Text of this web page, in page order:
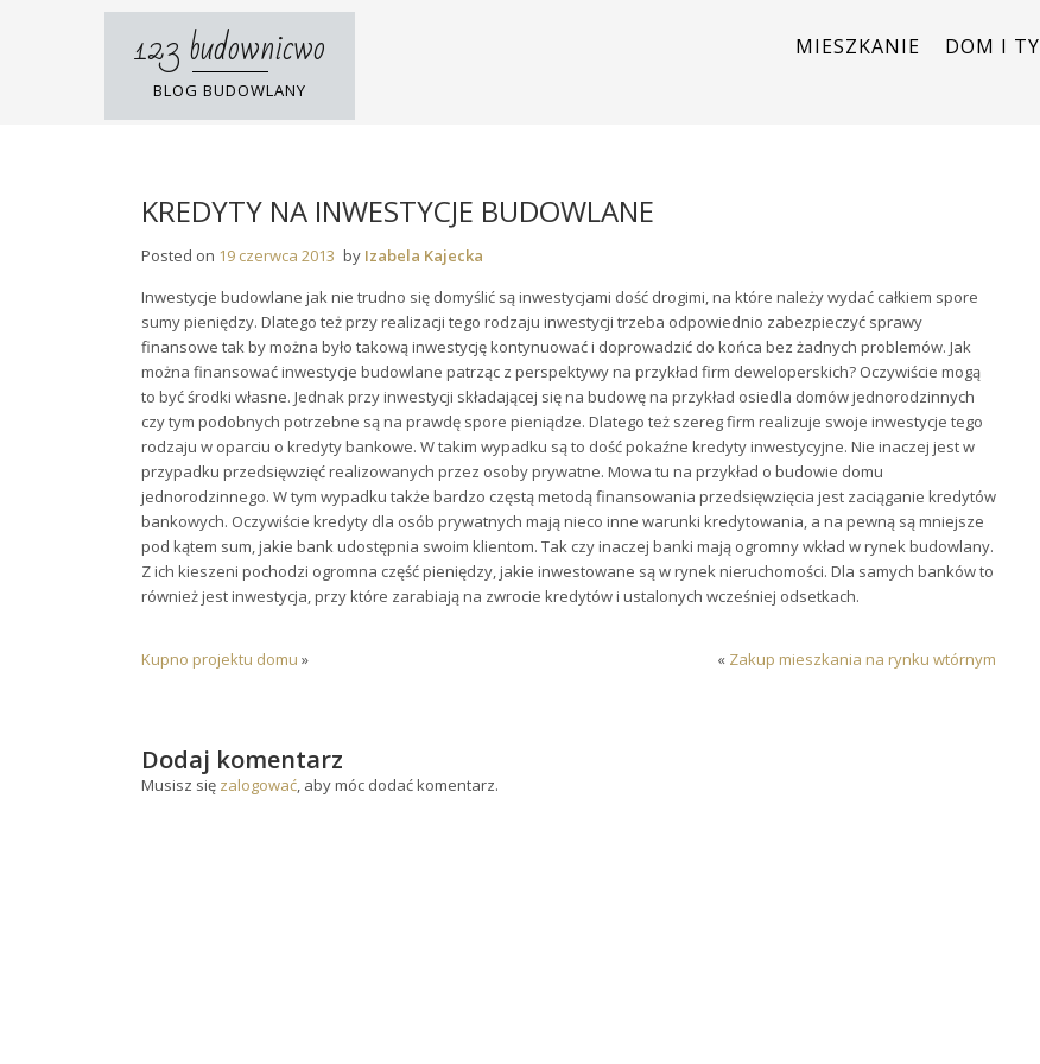
123 budownicwo
BLOG BUDOWLANY
MIESZKANIE DOM I TY
KREDYTY NA INWESTYCJE BUDOWLANE
Posted on 19 czerwca 2013 by Izabela Kajecka
Inwestycje budowlane jak nie trudno się domyślić są inwestycjami dość drogimi, na które należy wydać całkiem spore
sumy pieniędzy. Dlatego też przy realizacji tego rodzaju inwestycji trzeba odpowiednio zabezpieczyć sprawy
finansowe tak by można było takową inwestycję kontynuować i doprowadzić do końca bez żadnych problemów. Jak
można finansować inwestycje budowlane patrząc z perspektywy na przykład firm deweloperskich? Oczywiście mogą
to być środki własne. Jednak przy inwestycji składającej się na budowę na przykład osiedla domów jednorodzinnych
czy tym podobnych potrzebne są na prawdę spore pieniądze. Dlatego też szereg firm realizuje swoje inwestycje tego
rodzaju w oparciu o kredyty bankowe. W takim wypadku są to dość pokaźne kredyty inwestycyjne. Nie inaczej jest w
przypadku przedsięwzięć realizowanych przez osoby prywatne. Mowa tu na przykład o budowie domu
jednorodzinnego. W tym wypadku także bardzo częstą metodą finansowania przedsięwzięcia jest zaciąganie kredytów
bankowych. Oczywiście kredyty dla osób prywatnych mają nieco inne warunki kredytowania, a na pewną są mniejsze
pod kątem sum, jakie bank udostępnia swoim klientom. Tak czy inaczej banki mają ogromny wkład w rynek budowlany.
Z ich kieszeni pochodzi ogromna część pieniędzy, jakie inwestowane są w rynek nieruchomości. Dla samych banków to
również jest inwestycja, przy które zarabiają na zwrocie kredytów i ustalonych wcześniej odsetkach.
Kupno projektu domu » « Zakup mieszkania na rynku wtórnym
Dodaj komentarz
Musisz się zalogować, aby móc dodać komentarz.